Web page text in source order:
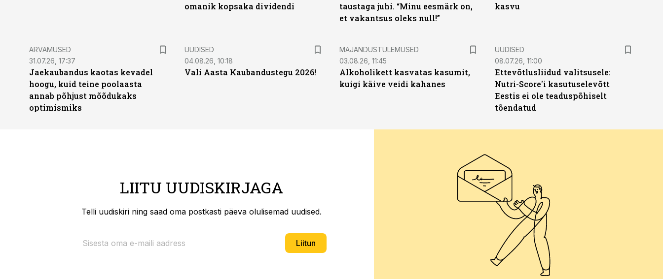
omanik kopsaka dividendi
taustaga juhi. “Minu eesmärk on,
et vakantsus oleks null!”
kasvu
ARVAMUSED
31.07.26, 17:37
Jaekaubandus kaotas kevadel
hoogu, kuid teine poolaasta
annab põhjust mõõdukaks
optimismiks
UUDISED
04.08.26, 10:18
Vali Aasta Kaubandustegu 2026!
MAJANDUSTULEMUSED
03.08.26, 11:45
Alkoholikett kasvatas kasumit,
kuigi käive veidi kahanes
UUDISED
08.07.26, 11:00
Ettevõtlusliidud valitsusele:
Nutri-Score'i kasutuselevõtt
Eestis ei ole teaduspõhiselt
tõendatud
LIITU UUDISKIRJAGA
Telli uudiskiri ning saad oma postkasti päeva olulisemad uudised.
Liitun